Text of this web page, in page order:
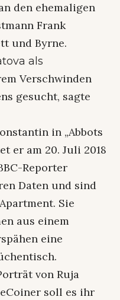
den ehemaligen
Frank
und Byrne.
als
Verschwinden
gesucht, sagte
in „Abbots
er am 20. Juli 2018
Reporter
Daten und sind
Sie
aus einem
eine
von Ruja
soll es ihr